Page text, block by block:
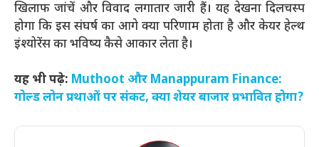
खिलाफ जांचें और विवाद लगातार जारी हैं। यह देखना दिलचस्प
होगा कि इस संघर्ष का आगे क्या परिणाम होता है और केयर हेल्थ
इंश्योरेंस का भविष्य कैसे आकार लेता है।
यह भी पढ़े: Muthoot और Manappuram Finance:
गोल्ड लोन प्रथाओं पर संकट, क्या शेयर बाजार प्रभावित होगा?